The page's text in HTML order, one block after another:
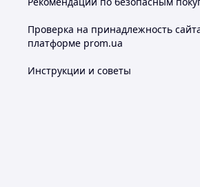
Проверка на принадлежность
платформе prom.ua
Инструкции и советы